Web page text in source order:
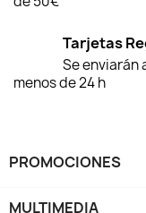
Tarjetas
Se enviarán
menos de 24 h
PROMOCIONES
MULTIMEDIA